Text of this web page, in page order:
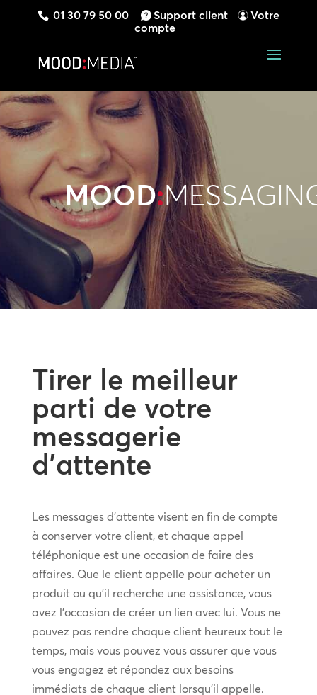
01 30 79 50 00 Support client
Votre
compte
MOOD:
Tirer le meilleur
parti de votre
messagerie
d’attente
Les messages d’attente visent en fin de compte
à conserver votre client, et chaque appel
téléphonique est une occasion de faire des
affaires. Que le client appelle pour acheter un
produit ou qu’il recherche une assistance, vous
avez l’occasion de créer un lien avec lui. Vous ne
pouvez pas rendre chaque client heureux tout le
temps, mais vous pouvez vous assurer que vous
vous engagez et répondez aux besoins
immédiats de chaque client lorsqu’il appelle.